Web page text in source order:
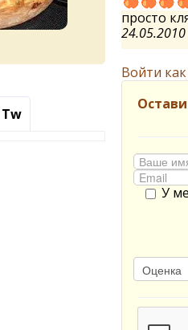
просто
Войти
У
Tw